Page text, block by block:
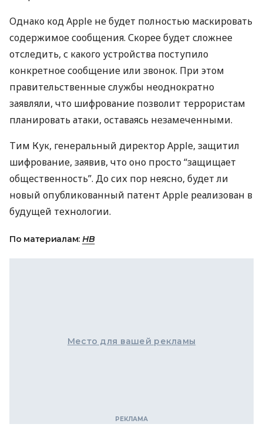
Однако код Apple не будет полностью маскировать
содержимое сообщения. Скорее будет сложнее
отследить, с какого устройства поступило
конкретное сообщение или звонок. При этом
правительственные службы неоднократно
заявляли, что шифрование позволит террористам
планировать атаки, оставаясь незамеченными.
Тим Кук, генеральный директор Apple, защитил
шифрование, заявив, что оно просто “защищает
общественность”. До сих пор неясно, будет ли
новый опубликованный патент Apple реализован в
будущей технологии.
По материалам: НВ
Место для вашей рекламы